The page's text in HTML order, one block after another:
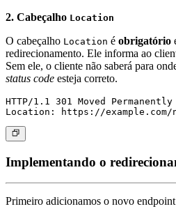
2. Cabeçalho Location
O cabeçalho Location é obrigatório
redirecionamento. Ele informa ao
Sem ele, o cliente não saberá para
status code esteja correto.
HTTP/1.1 301 Moved Permanently
Implementando o
Primeiro adicionamos o novo